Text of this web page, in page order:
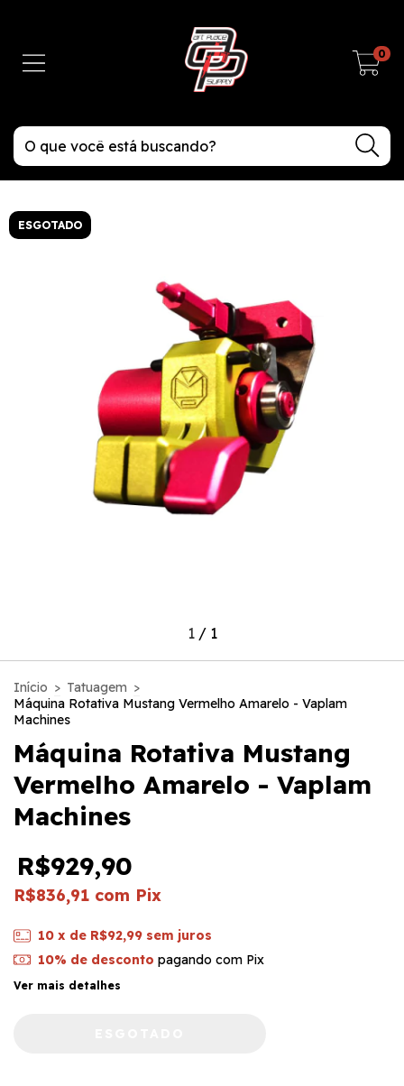
0
ESGOTADO
1/ 1
Início > Tatuagem >
Máquina Rotativa Mustang Vermelho Amarelo - Vaplam
Machines
Máquina Rotativa Mustang
Vermelho Amarelo - Vaplam
Machines
R$929,90
R$836,91 com Pix
10 x de R$92,99 sem juros
10% de desconto pagando com Pix
Ver mais detalhes